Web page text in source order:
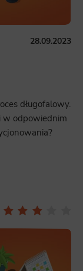
28.09.2023
długofalowy.
w odpowiednim